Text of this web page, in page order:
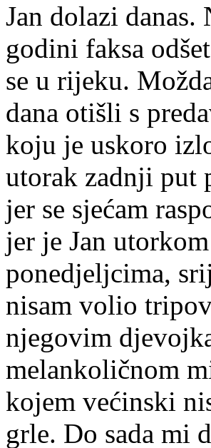
Jan dolazi
godini faksa
se u rijeku.
dana otišli s
koju je uskoro
utorak zadnji put
jer se sjećam
jer je Jan
ponedjeljcima,
nisam volio
njegovim
melankoličnom
kojem većinski
grle. Do sada mi